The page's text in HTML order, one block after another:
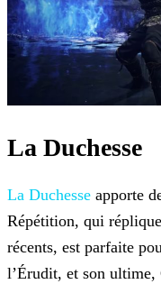
La Duchesse
La Duchesse apporte
Répétition, qui
récents, est parfaite
l’Érudit, et son ultime,